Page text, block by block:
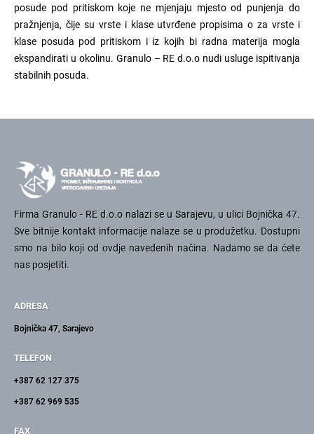
posude pod pritiskom koje ne mjenjaju mjesto od punjenja do
pražnjenja, čije su vrste i klase utvrđene propisima o za vrste i
klase posuda pod pritiskom i iz kojih bi radna materija mogla
ekspandirati u okolinu. Granulo – RE d.o.o nudi usluge ispitivanja
stabilnih posuda.
Firma Granulo - RE d.o.o nalazi se u Sarajevu, u ulici Bojnička 47.
Sve bitnije kontakt informacije nalaze se u produžetku. Dostupni
smo na bilo koji od ovdje navedenih načina. Nadamo se da ćete
nas posjetiti.
ADRESA
Bojnička 47, Sarajevo
TELEFON
+387 62 127 375
+387 62 969 535
FAX